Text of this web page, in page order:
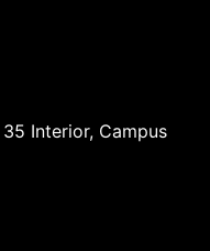
Interior, Campus